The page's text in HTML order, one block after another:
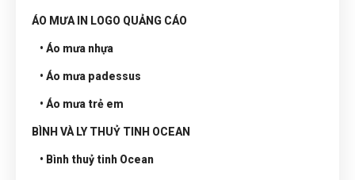
ÁO MƯA IN LOGO QUẢNG CÁO
• Áo mưa nhựa
• Áo mưa padessus
• Áo mưa trẻ em
BÌNH VÀ LY THUỶ TINH OCEAN
• Bình thuỷ tinh Ocean